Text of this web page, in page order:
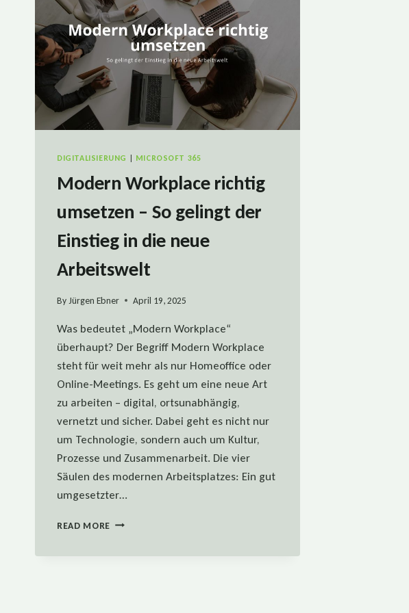
DIGITALISIERUNG MICROSOFT 365
Modern Workplace richtig
umsetzen – So gelingt der
Einstieg in die neue
Arbeitswelt
ByJürgen Ebner April 19, 2025
Was bedeutet „Modern Workplace“
überhaupt? Der Begriff Modern Workplace
steht für weit mehr als nur Homeoffice oder
Online-Meetings. Es geht um eine neue Art
zu arbeiten – digital, ortsunabhängig,
vernetzt und sicher. Dabei geht es nicht nur
um Technologie, sondern auch um Kultur,
Prozesse und Zusammenarbeit. Die vier
Säulen des modernen Arbeitsplatzes: Ein gut
umgesetzter…
READ MORE MODERN